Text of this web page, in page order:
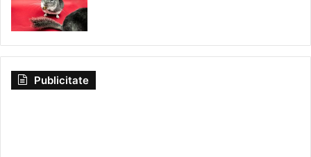
Publicitate